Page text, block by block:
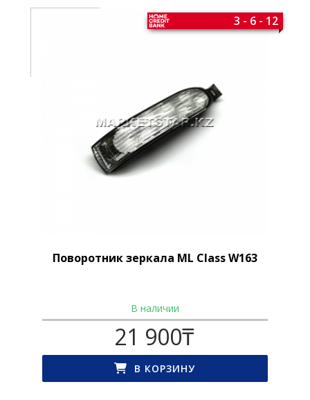
Поворотник зеркала ML Class W163
3 - 6 - 12
В наличии
21 900₸
В КОРЗИНУ